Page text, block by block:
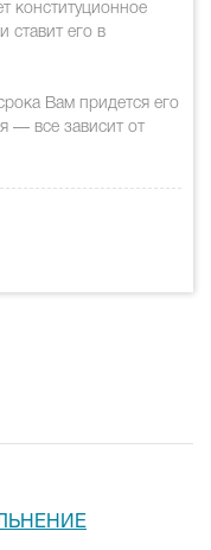
конституционное
ставит его в
Вам придется его
— все зависит от